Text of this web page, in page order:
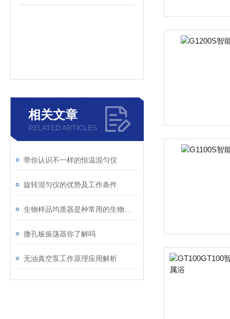
相关文章
RELATED ARTICLES
带你认识不一样的恒温混匀仪
旋转混匀仪的优势及工作条件
微孔板振荡器你了解吗
无油真空泵工作原理应用解析